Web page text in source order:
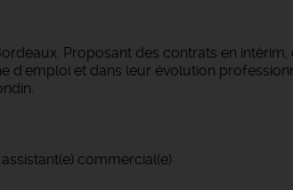
Proposant des contrats en intérim,
et dans leur évolution
commercial(e)